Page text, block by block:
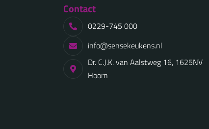
Contact
0229-745 000
info@sensekeukens.nl
Dr. C.J.K. van Aalstweg 16, 1625NV
Hoorn